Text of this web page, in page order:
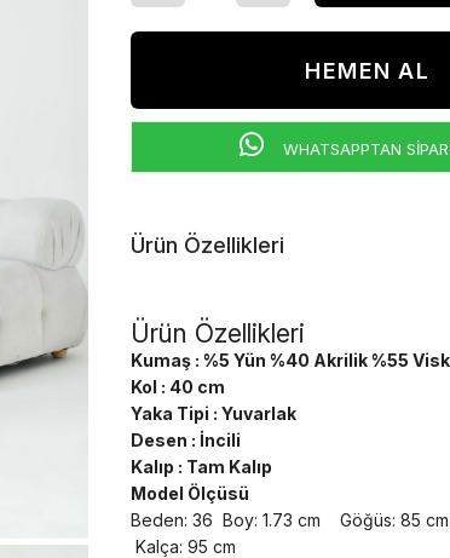
WHATSAPPTAN
Ürün Özellikleri
Ürün Özellikleri
Kumaş : %5 Yün %40 Akrilik %55
Kol : 40 cm
Yaka Tipi : Yuvarlak
Desen : İncili
Kalıp : Tam Kalıp
Model Ölçüsü
Beden: 36 Boy: 1.73 cm Göğüs: 85
Kalça: 95 cm